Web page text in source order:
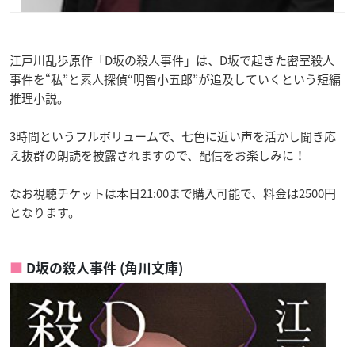
江戸川乱歩原作「D坂の殺人事件」は、D坂で起きた密室殺人
事件を“私”と素人探偵“明智小五郎”が追及していくという短編
推理小説。
3時間というフルボリュームで、七色に近い声を活かし聞き応
え抜群の朗読を披露されますので、配信をお楽しみに！
なお視聴チケットは本日21:00まで購入可能で、料金は2500円
となります。
D坂の殺人事件 (角川文庫)